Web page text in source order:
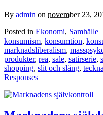
By admin on november 23,
Posted in Ekonomi, Samhälle
konsumism, konsumtion,
marknadsliberalism,
produkter, rea, sale, satirserie,
shopping, slit och släng,
Responses